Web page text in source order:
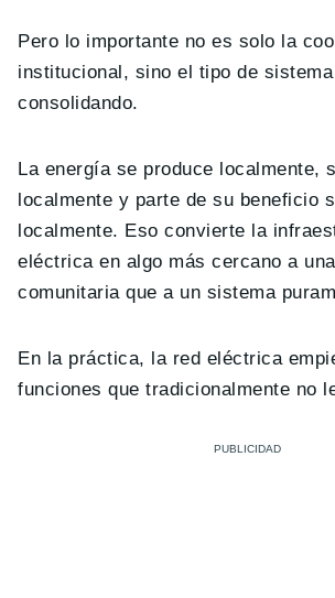
Pero lo importante no es solo la
institucional, sino el tipo de
consolidando.
La energía se produce localmente,
localmente y parte de su beneficio
localmente. Eso convierte la
eléctrica en algo más cercano a
comunitaria que a un sistema
En la práctica, la red eléctrica
funciones que tradicionalmente no